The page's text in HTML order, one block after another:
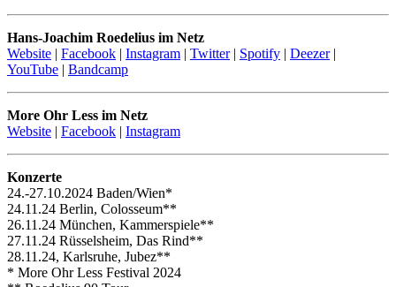
Hans-Joachim Roedelius im Netz
Website | Facebook | Instagram | Twitter| Spotify | Deezer|
YouTube | Bandcamp
More Ohr Less im Netz
Website | Facebook | Instagram
Konzerte
24.-27.10.2024 Baden/Wien*
24.11.24 Berlin, Colosseum**
26.11.24 München, Kammerspiele**
27.11.24 Rüsselsheim, Das Rind**
28.11.24, Karlsruhe, Jubez**
* More Ohr Less Festival 2024